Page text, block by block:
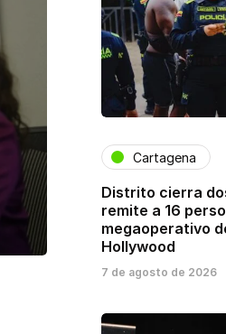
Cartagena
Distrito cierra
remite a 16
megaoperativo
Hollywood
7 de agosto de 2026